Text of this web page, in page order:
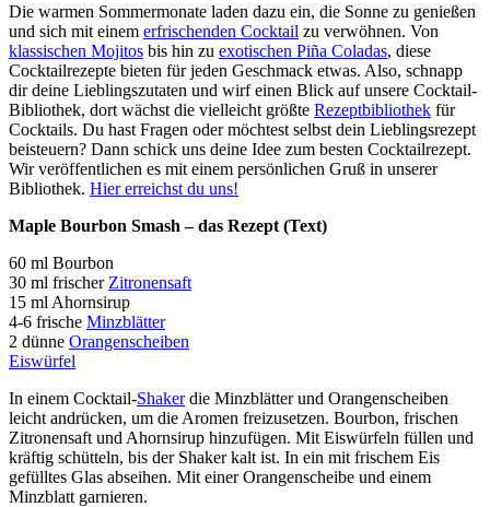
Die warmen Sommermonate laden dazu ein, die Sonne zu genießen
und sich mit einem erfrischenden Cocktail zu verwöhnen. Von
klassischen Mojitos bis hin zu exotischen Piña Coladas, diese
Cocktailrezepte bieten für jeden Geschmack etwas. Also, schnapp
dir deine Lieblingszutaten und wirf einen Blick auf unsere Cocktail-
Bibliothek, dort wächst die vielleicht größte Rezeptbibliothek für
Cocktails. Du hast Fragen oder möchtest selbst dein Lieblingsrezept
beisteuern? Dann schick uns deine Idee zum besten Cocktailrezept.
Wir veröffentlichen es mit einem persönlichen Gruß in unserer
Bibliothek. Hier erreichst du uns!
Maple Bourbon Smash – das Rezept (Text)
60 ml Bourbon
30 ml frischer Zitronensaft
15 ml Ahornsirup
4-6 frische Minzblätter
2 dünne Orangenscheiben
Eiswürfel
In einem Cocktail-Shakerdie Minzblätter und Orangenscheiben
leicht andrücken, um die Aromen freizusetzen. Bourbon, frischen
Zitronensaft und Ahornsirup hinzufügen. Mit Eiswürfeln füllen und
kräftig schütteln, bis der Shaker kalt ist. In ein mit frischem Eis
gefülltes Glas abseihen. Mit einer Orangenscheibe und einem
Minzblatt garnieren.